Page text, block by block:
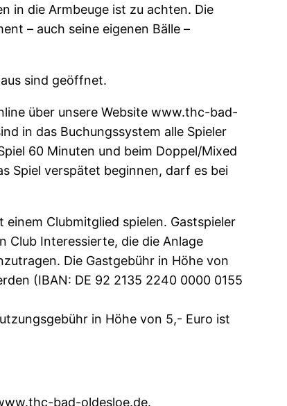
in die Armbeuge ist zu achten. Die
– auch seine eigenen Bälle –
sind geöffnet.
über unsere Website www.thc-bad-
in das Buchungssystem alle Spieler
60 Minuten und beim Doppel/Mixed
Spiel verspätet beginnen, darf es bei
Clubmitglied spielen. Gastspieler
Club Interessierte, die die Anlage
Die Gastgebühr in Höhe von
(IBAN: DE 92 2135 2240 0000 0155
in Höhe von 5,- Euro ist
bad-oldesloe.de.